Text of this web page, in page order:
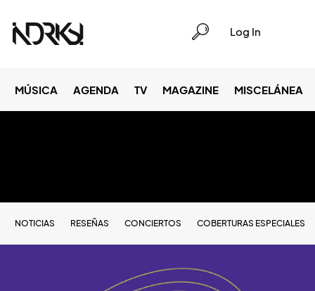
Log In
MÚSICA AGENDA TV MAGAZINE MISCELÁNEA
NOTICIAS RESEÑAS CONCIERTOS COBERTURAS ESPECIALES